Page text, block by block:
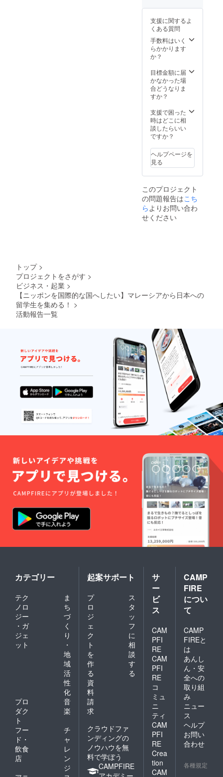
願いい
たしま
す
場所や
い物が
ありま
したら
遠慮な
さい。
日時や
時間は
日は必
ず連絡
が取れ
るよう
くださ
い。
支援に関するよ
くある質問
手数料はいく
らかかります
か？
目標金額に届
かなかった場
合どうなりま
すか？
支援で困った
時はどこに相
談したらいい
ですか？
ヘルプページを
見る
このプロジェクト
の問題報告はこち
らよりお問い合わ
せください
トップ >
プロジェクトをさがす >
ビジネス・起業 >
【ニッポンを国際的な国へしたい】マレーシアから日本への
留学生を集める！ >
活動報告一覧
カテゴリー
テク
ノロ
ジー
・ガ
ジェ
ット
ま
ち
づ
く
り
・
地
域
活
性
化
プロ
ダク
ト
音
楽
フー
ド・
飲食
店
チ
ャ
レ
ン
ジ
起案サポート
プ
ロ
ジ
ェ
ク
ト
を
作
る
ス
タ
ッ
フ
に
相
談
す
る
資
料
請
求
クラウドファ
ンディングの
ノウハウを無
料で学ぼう
CAMPFIRE
サ
ー
ビ
ス
CAM
PFI
RE
CAM
PFI
RE
コ
ミュ
ニ
ティ
CAM
PFI
RE
Crea
tion
CAM
CAMP
FIRE
につい
て
CAMP
FIREと
は
あんし
ん・安
全への
取り組
み
ニュー
ス
ヘルプ
お問い
合わせ
各種規定